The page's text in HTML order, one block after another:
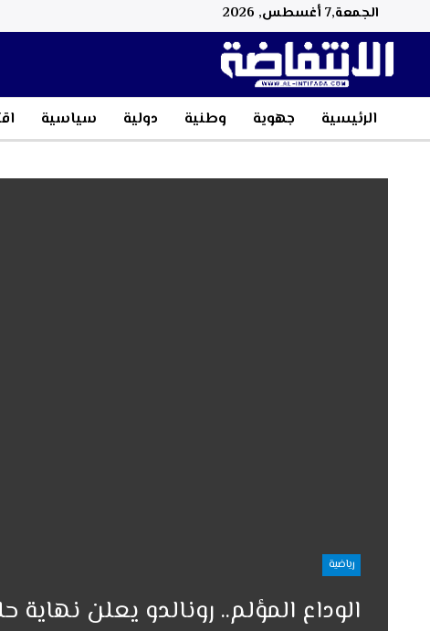
الجمعة,7 أغسطس, 2026
الرئيسية جهوية وطنية دولية سياسية
رياضية
الوداع المؤلم.. رونالدو يعلن